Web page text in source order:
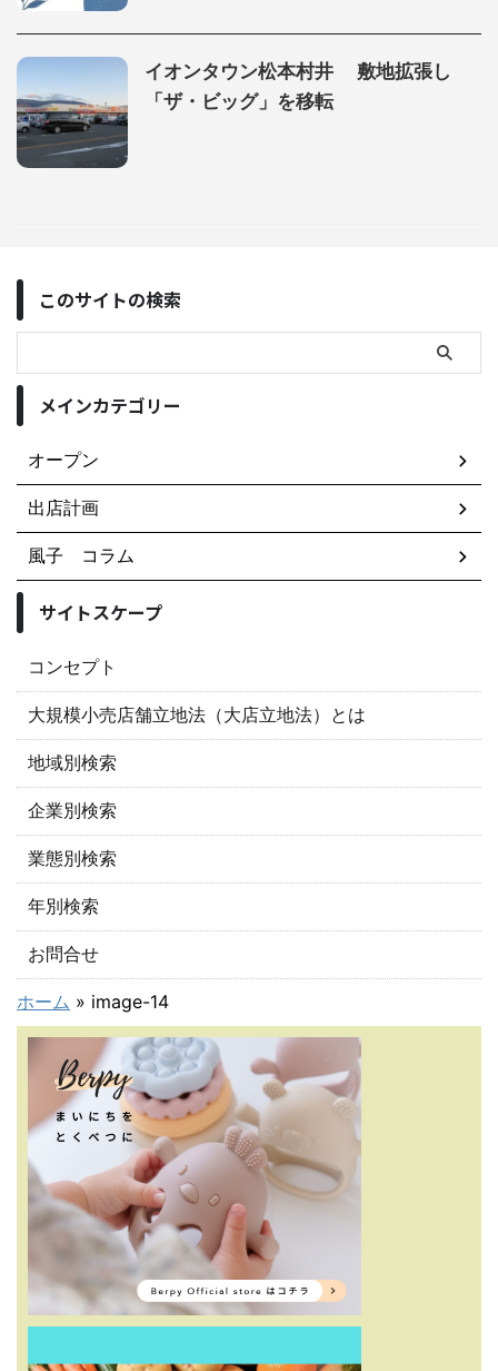
イオンタウン松本村井 敷地拡張し
「ザ・ビッグ」を移転
このサイトの検索
メインカテゴリー
オープン
出店計画
風子 コラム
サイトスケープ
コンセプト
大規模小売店舗立地法（大店立地法）とは
地域別検索
企業別検索
業態別検索
年別検索
お問合せ
ホーム » image-14